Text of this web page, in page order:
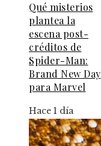
Qué misterios
plantea la
escena post-
créditos de
Spider-Man:
Brand New Day
para Marvel
Hace 1 día